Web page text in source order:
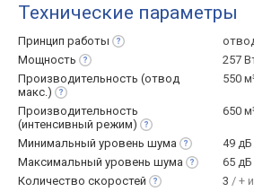
Технические параметры
Принцип работы
Мощность
257
Производительность (отвод
макс.)
550
Производительность
(интенсивный режим)
650
Минимальный уровень шума
49 дБ
Максимальный уровень шума
65 дБ
Количество скоростей 3 / +